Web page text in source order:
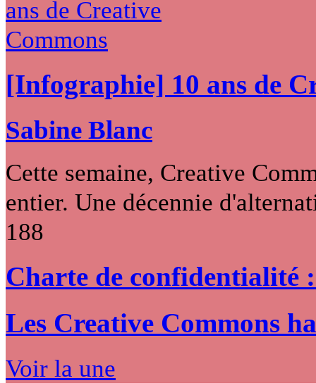
[Infographie] 10 ans de
Sabine Blanc
Cette semaine, Creative
entier. Une décennie
188
Charte de confidentialité
Les Creative Commons
Voir la une